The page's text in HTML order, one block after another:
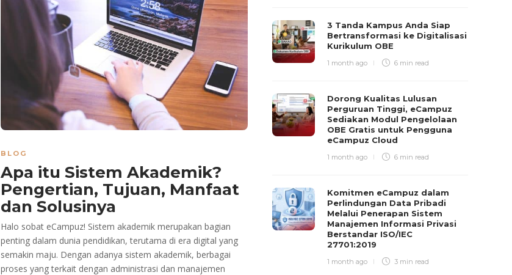
BLOG
Apa itu Sistem Akademik?
Pengertian, Tujuan, Manfaat
dan Solusinya
Halo sobat eCampuz! Sistem akademik merupakan bagian
penting dalam dunia pendidikan, terutama di era digital yang
semakin maju. Dengan adanya sistem akademik, berbagai
proses yang terkait dengan administrasi dan manajemen
3 Tanda Kampus Anda Siap
Bertransformasi ke Digitalisasi
Kurikulum OBE
1 month ago 6 min read
Dorong Kualitas Lulusan
Perguruan Tinggi, eCampuz
Sediakan Modul Pengelolaan
OBE Gratis untuk Pengguna
eCampuz Cloud
1 month ago 6 min read
Komitmen eCampuz dalam
Perlindungan Data Pribadi
Melalui Penerapan Sistem
Manajemen Informasi Privasi
Berstandar ISO/IEC
27701:2019
1 month ago 3 min read